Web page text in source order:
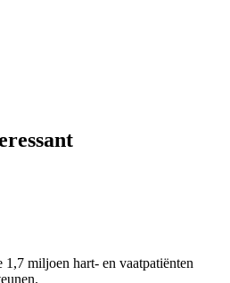
miljoen hart- en vaatpatiënten